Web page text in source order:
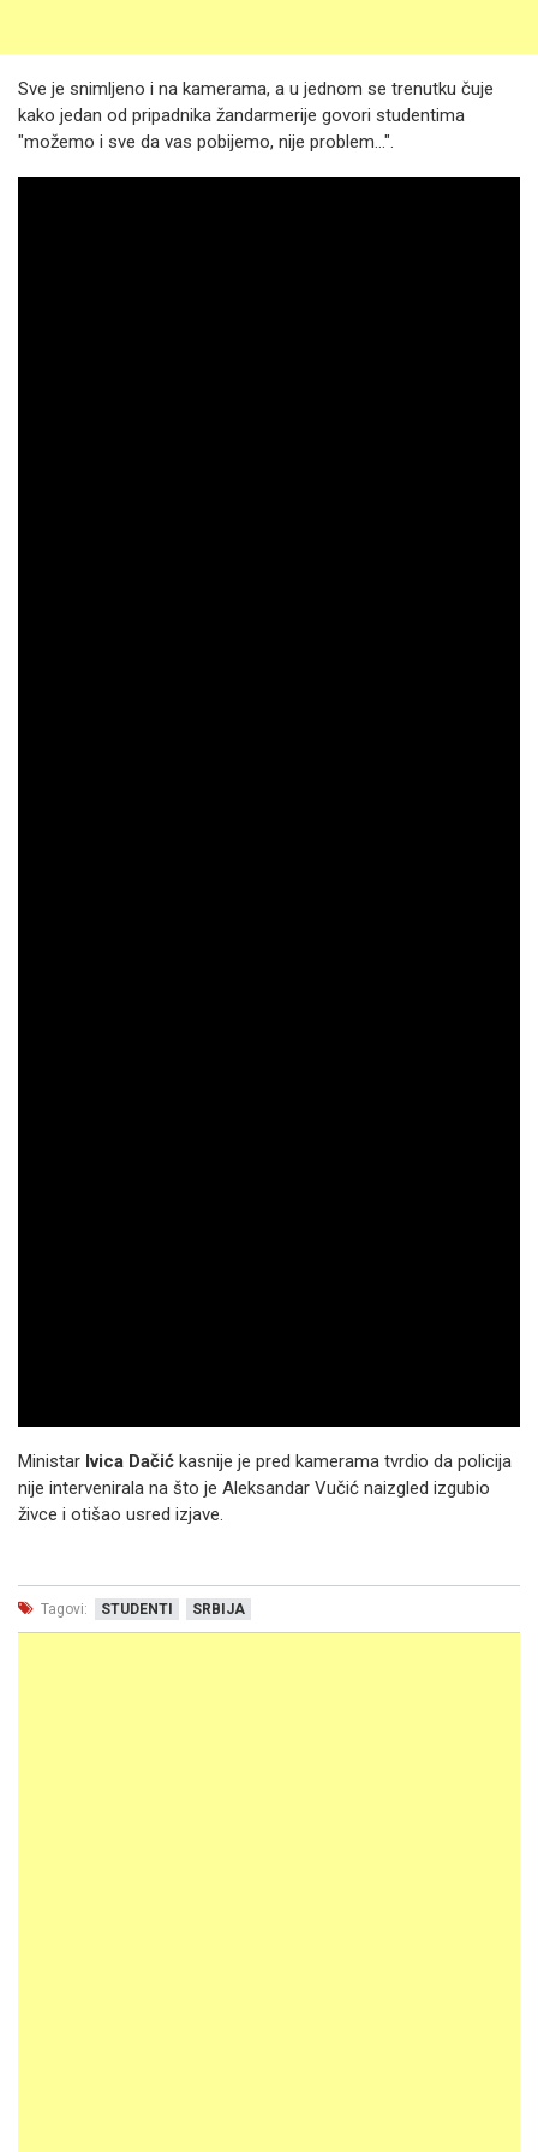
Sve je snimljeno i na kamerama, a u jednom se trenutku čuje
kako jedan od pripadnika žandarmerije govori studentima
"možemo i sve da vas pobijemo, nije problem...".
Ministar Ivica Dačić kasnije je pred kamerama tvrdio da policija
nije intervenirala na što je Aleksandar Vučić naizgled izgubio
živce i otišao usred izjave.
Tagovi: STUDENTI SRBIJA